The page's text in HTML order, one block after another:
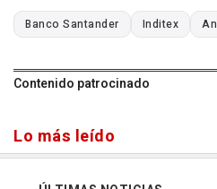
Banco Santander Inditex
Contenido patrocinado
Lo más leído